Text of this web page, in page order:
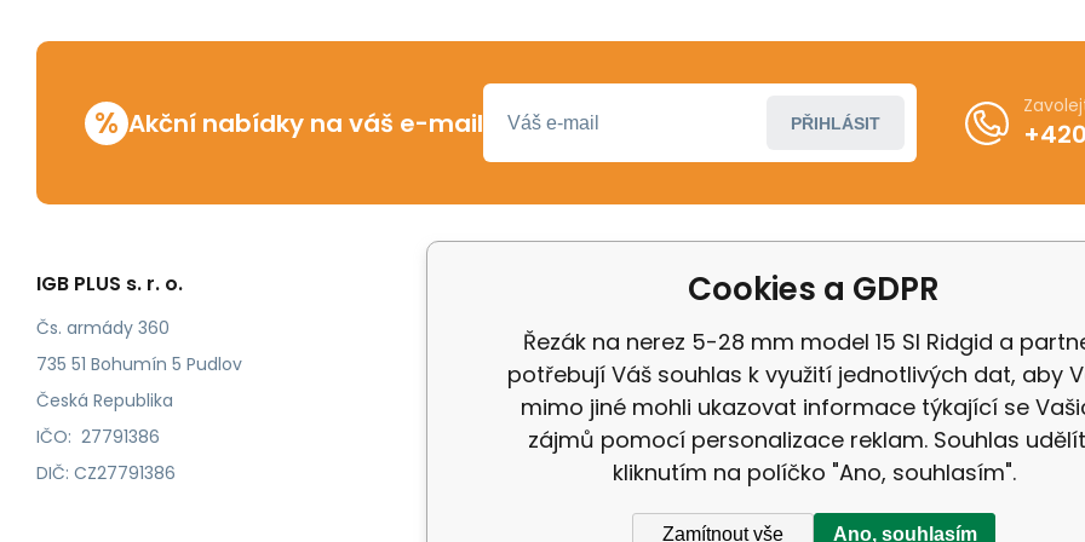
% Akční nabídky na váš e-mail PŘIHLÁSIT
IGB PLUS s. r. o.
Čs. armády 360
735 51 Bohumín 5 Pudlov
Česká Republika
IČO: 27791386
DIČ: CZ27791386
Odstoupení od smlouvy
Katalog Milwaukee
Katalog IGB
Další informace
Odstoupení od kupní
Reklamační řád
Zásady ochrany
Cookies a GDPR
Řezák na nerez 5-28 mm model 15 SI Ridgid a
potřebují Váš souhlas k využití jednotlivých dat, aby
mimo jiné mohli ukazovat informace týkající se
zájmů pomocí personalizace reklam. Souhlas
kliknutím na políčko "Ano, souhlasím".
Zamítnout vše Ano, souhlasím